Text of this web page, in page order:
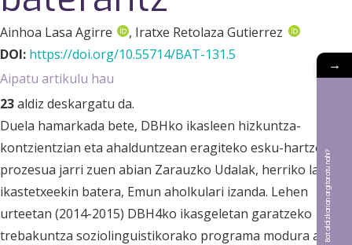
Ainhoa Lasa Agirre
, Iratxe Retolaza Gutierrez
DOI: https://doi.org/10.55714/BAT-131.5
Aipatu artikulu hau
23aldiz deskargatu da.
Duela hamarkada bete, DBHko ikasleen hizkuntza-
kontzientzian eta ahalduntzean eragiteko esku-hartze
prozesua jarri zuen abian Zarauzko Udalak, herriko lau
ikastetxeekin batera, Emun aholkulari izanda. Lehen
urteetan (2014-2015) DBH4ko ikasgeletan garatzeko
trebakuntza soziolinguistikorako programa modura abiatu
→
Bat aldizkarian argitaratu nahi?